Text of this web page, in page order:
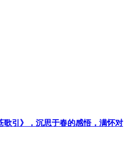
歌引》，沉思于春的感悟，满怀对